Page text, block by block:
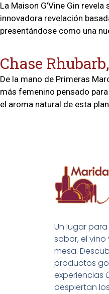
La Maison G’Vine Gin
innovadora revelación
presentándose como una
Chase
De la mano de Primeras
más femenino pensado
el aroma natural de esta
Un lugar
sabor, el
mesa.
productos
experiencias
despiertan